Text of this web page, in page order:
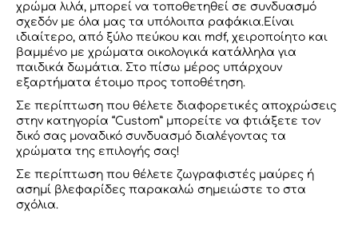
χρώμα λιλά, μπορεί να τοποθετηθεί σε συνδυασμό
σχεδόν με όλα μας τα υπόλοιπα ραφάκια.Είναι
ιδιαίτερο, από ξύλο πεύκου και mdf, χειροποίητο και
βαμμένο με χρώματα οικολογικά κατάλληλα για
παιδικά δωμάτια. Στο πίσω μέρος υπάρχουν
εξαρτήματα έτοιμο προς τοποθέτηση.
Σε περίπτωση που θέλετε διαφορετικές αποχρώσεις
στην κατηγορία “Custom” μπορείτε να φτιάξετε τον
δικό σας μοναδικό συνδυασμό διαλέγοντας τα
χρώματα της επιλογής σας!
Σε περίπτωση που θέλετε ζωγραφιστές μαύρες ή
ασημί βλεφαρίδες παρακαλώ σημειώστε το στα
σχόλια.